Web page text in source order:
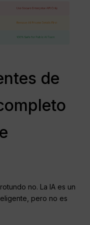
de
no. La IA es un
pero no es